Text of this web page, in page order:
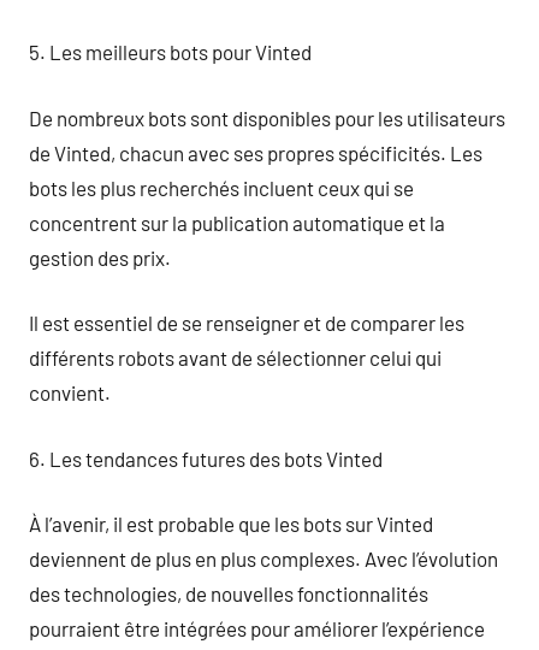
5. Les meilleurs bots pour Vinted
De nombreux bots sont disponibles pour les utilisateurs
de Vinted, chacun avec ses propres spécificités. Les
bots les plus recherchés incluent ceux qui se
concentrent sur la publication automatique et la
gestion des prix.
Il est essentiel de se renseigner et de comparer les
différents robots avant de sélectionner celui qui
convient.
6. Les tendances futures des bots Vinted
À l’avenir, il est probable que les bots sur Vinted
deviennent de plus en plus complexes. Avec l’évolution
des technologies, de nouvelles fonctionnalités
pourraient être intégrées pour améliorer l’expérience